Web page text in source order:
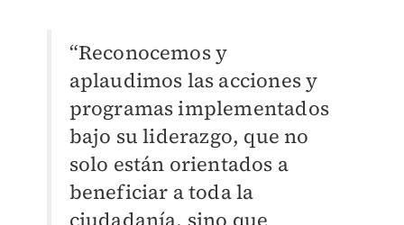
“Reconocemos y
aplaudimos las acciones y
programas implementados
bajo suliderazgo, que no
solo están orientados a
beneficiar a toda la